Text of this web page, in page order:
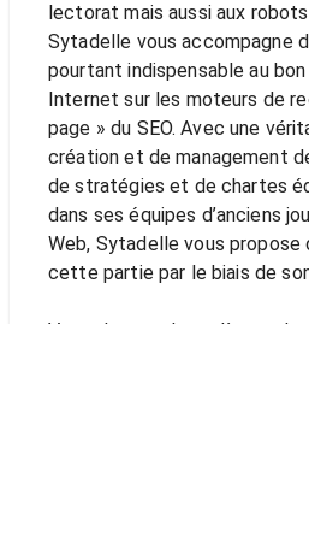
lectorat mais aussi aux
Sytadelle vous accompagne
pourtant indispensable au
Internet sur les moteurs de
page » du SEO. Avec une
création et de management
de stratégies et de chartes
dans ses équipes d’anciens
Web, Sytadelle vous
cette partie par le biais de
Vous n’aurez plus qu’à